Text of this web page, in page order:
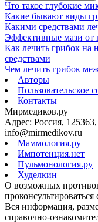
Что такое глубокие
Какие бывают виды
Какими средствами
Эффективные мази от
Как лечить грибок на
средствами
Чем лечить грибок
Авторы
Пользовательское
Контакты
Мирмедиков.ру
Адрес: Россия,
info@mirmedikov.ru
Маммология.ру
Импотенция.нет
Пульмонология.ру
Худелкин
О возможных
Вся информация,
справочно-